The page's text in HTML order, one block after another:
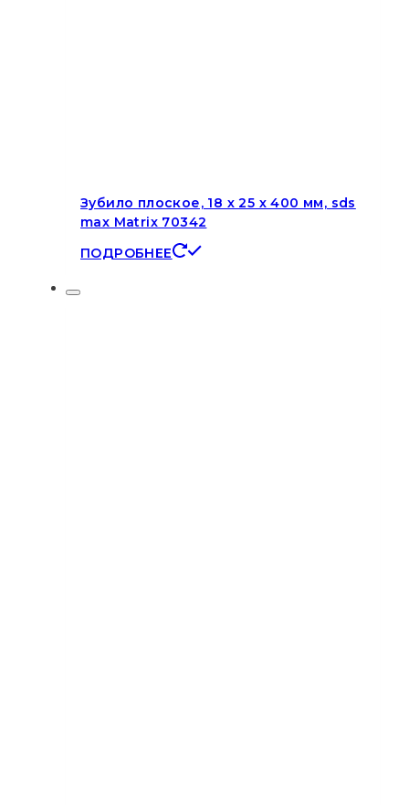
Зубило плоское, 18 х 25 х 400 мм, sds
max Matrix 70342
ПОДРОБНЕЕ